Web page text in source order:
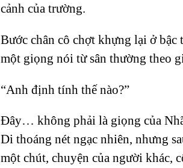
cảnh của trường.
Bước chân cô chợt khựng lại ở bậc
một giọng nói từ sân thường theo
“Anh định tính thế nào?”
Đây… không phải là giọng của
Di thoáng nét ngạc nhiên, nhưng
một chút, chuyện của người khác,